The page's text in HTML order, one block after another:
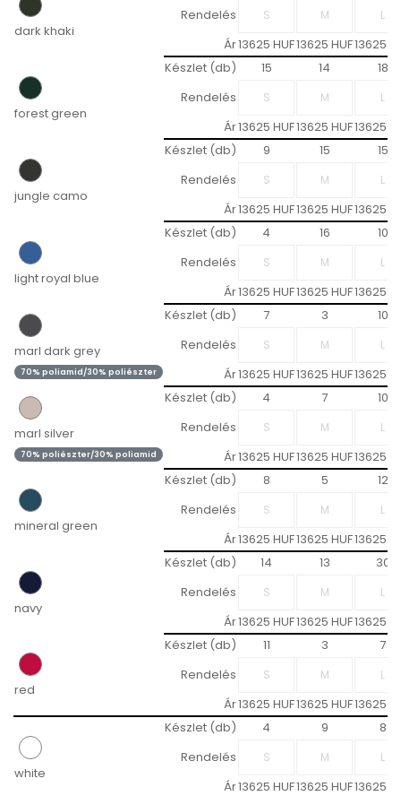
dark khaki
Rendelés
Ár13625 HUF13625 HUF13625
forest green
Készlet (db) 15 14
18
Rendelés
Ár13625 HUF13625 HUF13625
jungle camo
Készlet (db) 9 15
15
Rendelés
Ár13625 HUF13625 HUF13625
light royal blue
Készlet (db) 4 16
10
Rendelés
Ár13625 HUF13625 HUF13625
marl dark grey
70% poliamid/30% poliészter
Készlet (db) 7 3
10
Rendelés
Ár13625 HUF13625 HUF13625
marl silver
70% poliészter/30% poliamid
Készlet (db) 4 7
10
Rendelés
Ár13625 HUF13625 HUF13625
mineral green
Készlet (db) 8 5
12
Rendelés
Ár13625 HUF13625 HUF13625
navy
Készlet (db) 14 13
30
Rendelés
Ár13625 HUF13625 HUF13625
red
Készlet (db) 11 3
7
Rendelés
Ár13625 HUF13625 HUF13625
white
Készlet (db) 4 9
8
Rendelés
Ár13625 HUF13625 HUF13625